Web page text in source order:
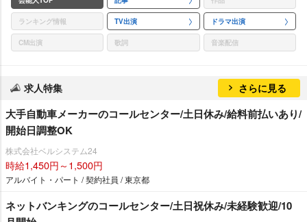
ランキング情報 TV出演 ドラマ出演
CM出演 歌詞 音楽配信
求人特集 さらに見る
大手自動車メーカーのコールセンター/土日休み/給料前払いあり/
開始日調整OK
株式会社ベルシステム24
時給1,450円～1,500円
アルバイト・パート / 契約社員 / 東京都
ネットバンキングのコールセンター/土日祝休み/未経験歓迎/10